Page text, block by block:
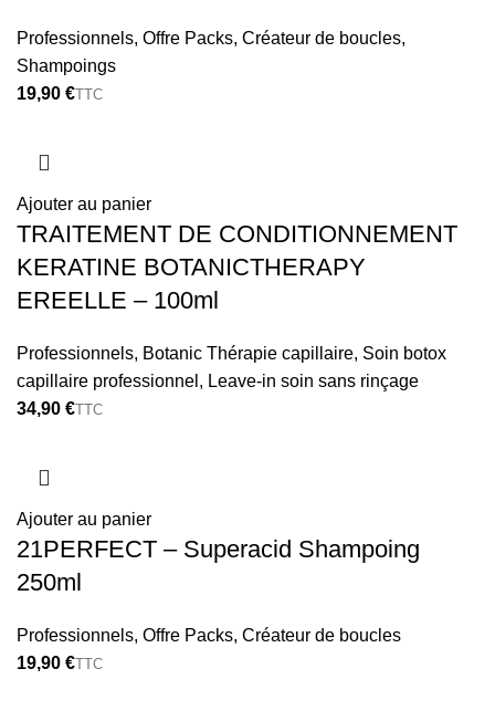
Professionnels, Offre Packs, Créateur de boucles,
Shampoings
€
Ajouter au panier
TRAITEMENT DE CONDITIONNEMENT
KERATINE BOTANICTHERAPY
EREELLE – 100ml
Professionnels, Botanic Thérapie capillaire, Soin botox
capillaire professionnel , Leave-in soin sans rinçage
€
Ajouter au panier
21PERFECT – Superacid Shampoing
250ml
Professionnels, Offre Packs, Créateur de boucles
€